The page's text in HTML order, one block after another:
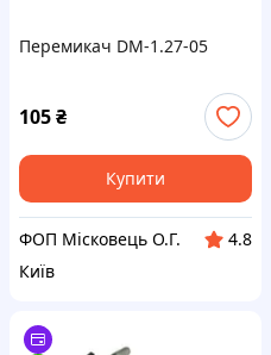
Перемикач DM-1.27-05
105₴
Купити
ФОП Місковець О.Г.
4.8
Київ